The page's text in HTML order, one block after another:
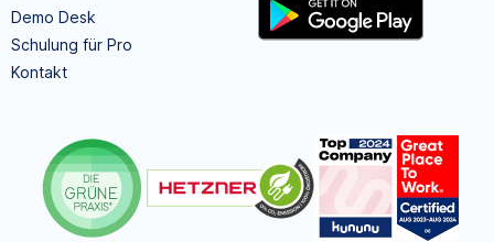
Demo Desk
Schulung für Pro
Kontakt